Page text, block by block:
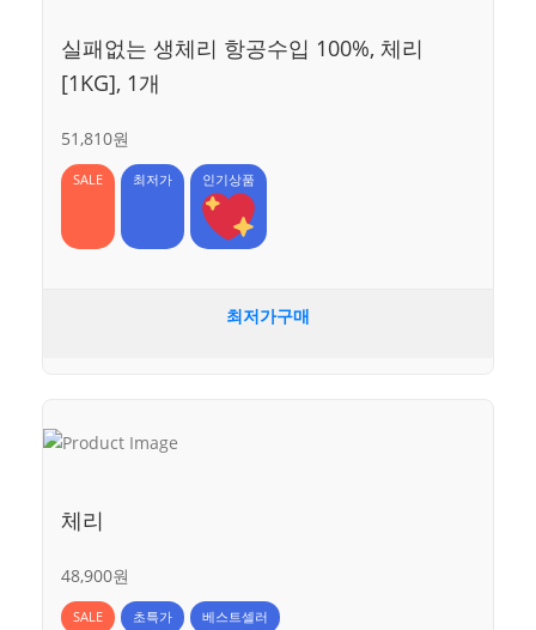
실패없는 생체리 항공수입 100%, 체리
[1KG], 1개
51,810원
SALE 최저가 인기상품
최저가구매
체리
48,900원
SALE 초특가 베스트셀러